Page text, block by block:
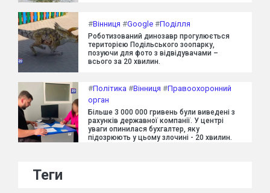
#Вінниця #Google #Поділля
Роботизований динозавр прогулюється
територією Подільського зоопарку,
позуючи для фото з відвідувачами –
всього за 20 хвилин.
#Політика #Вінниця #Правоохоронний
орган
Більше 3 000 000 гривень були виведені з
рахунків державної компанії. У центрі
уваги опинилася бухгалтер, яку
підозрюють у цьому злочині - 20 хвилин.
Теги